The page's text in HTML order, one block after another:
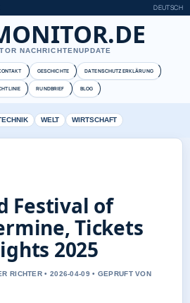
DEUTSCH
NACHRICHTENUPDATE
GESCHICHTE DATENSCHUTZERKLÄRUNG
RUNDBRIEF BLOG
WELT WIRTSCHAFT
Festival of
Tickets
2025
RICHTER • 2026-04-09 • GEPRUFT VON